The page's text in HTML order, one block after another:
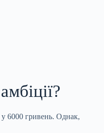
у 6000 гривень. Однак,